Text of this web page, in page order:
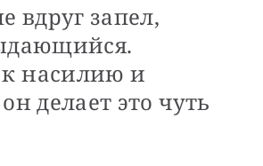
вдруг запел,
насилию и
делает это чуть